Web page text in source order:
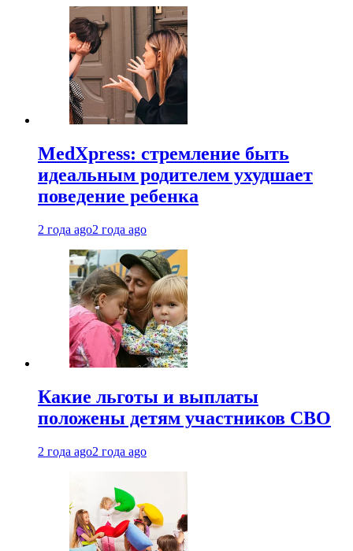
MedXpress: стремление быть
идеальным родителем ухудшает
поведение ребенка
2 года ago2 года ago
Какие льготы и выплаты
положены детям участников СВО
2 года ago2 года ago